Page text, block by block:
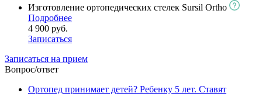
Изготовление ортопедических стелек Sursil Ortho
Подробнее
4 900 руб.
Записаться
Записаться на прием
Вопрос/ответ
Ортопед принимает детей? Ребенку 5 лет. Ставят